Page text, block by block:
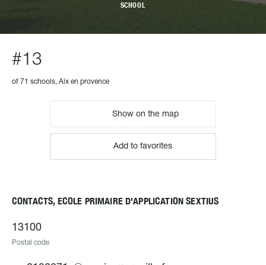
SCHOOL
#13
of 71 schools, Aix en provence
Show on the map
Add to favorites
CONTACTS, ECOLE PRIMAIRE D'APPLICATION SEXTIUS
13100
Postal code